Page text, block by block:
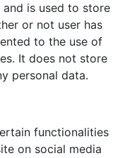
and is used to store
or not user has
to the use of
It does not store
personal data.
functionalities
on social media